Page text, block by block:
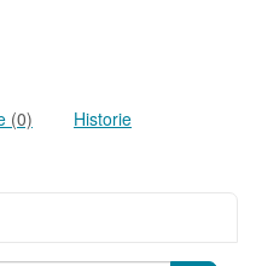
(0) Historie